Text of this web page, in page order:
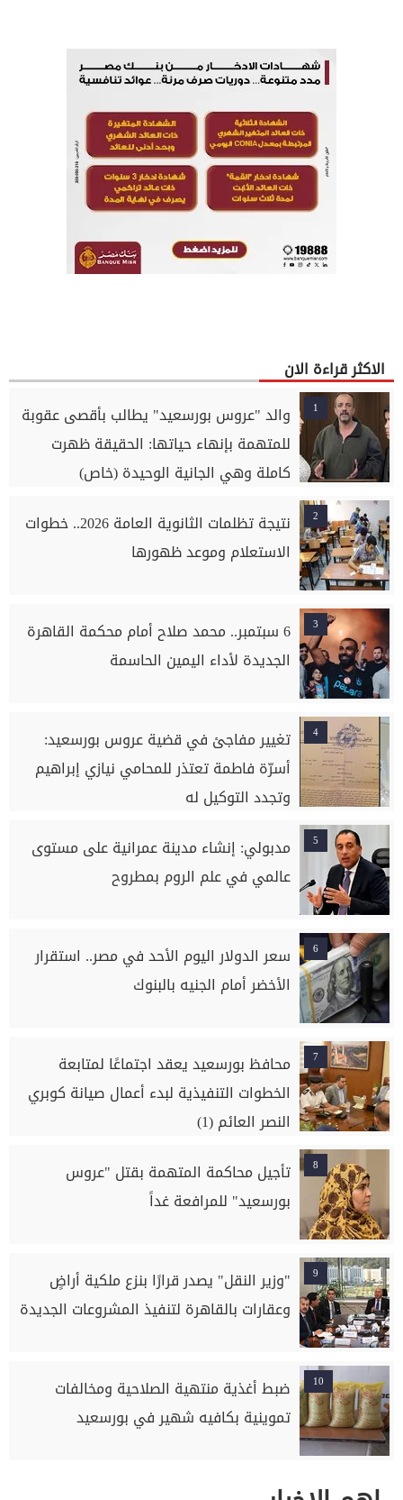
الاكثر قراءة الان
1
والد "عروس بورسعيد" يطالب بأقصى عقوبة
للمتهمة بإنهاء حياتها: الحقيقة ظهرت
كاملة وهي الجانية الوحيدة (خاص)
2
نتيجة تظلمات الثانوية العامة 2026.. خطوات
الاستعلام وموعد ظهورها
3
6 سبتمبر.. محمد صلاح أمام محكمة القاهرة
الجديدة لأداء اليمين الحاسمة
4
تغيير مفاجئ في قضية عروس بورسعيد:
أسرّة فاطمة تعتذر للمحامي نيازي إبراهيم
وتجدد التوكيل له
5
مدبولي: إنشاء مدينة عمرانية على مستوى
عالمي في علم الروم بمطروح
6
سعر الدولار اليوم الأحد في مصر.. استقرار
الأخضر أمام الجنيه بالبنوك
7
محافظ بورسعيد يعقد اجتماعًا لمتابعة
الخطوات التنفيذية لبدء أعمال صيانة كوبري
النصر العائم (1)
8
تأجيل محاكمة المتهمة بقتل "عروس
بورسعيد" للمرافعة غداً
9
"وزير النقل" يصدر قرارًا بنزع ملكية أراضٍ
وعقارات بالقاهرة لتنفيذ المشروعات الجديدة
10
ضبط أغذية منتهية الصلاحية ومخالفات
تموينية بكافيه شهير في بورسعيد